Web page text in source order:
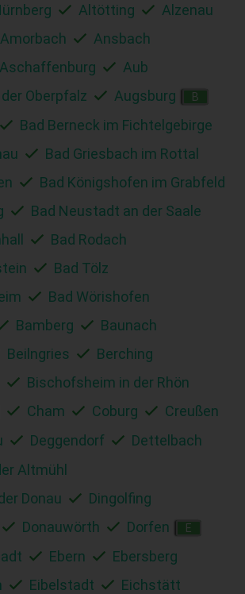
Altötting
Alzenau
Amorbach
Ansbach
Aschaffenburg
Aub
Oberpfalz
Augsburg B
Bad Berneck im Fichtelgebirge
Bad Griesbach im Rottal
Bad Königshofen im Grabfeld
Bad Neustadt an der Saale
Bad Rodach
Bad Tölz
Bad Wörishofen
Bamberg
Baunach
Beilngries
Berching
Bischofsheim in der Rhön
Cham Coburg Creußen
Deggendorf
Dettelbach
Altmühl
Donau
Dingolfing
Donauwörth Dorfen E
Ebern
Ebersberg
Eibelstadt
Eichstätt